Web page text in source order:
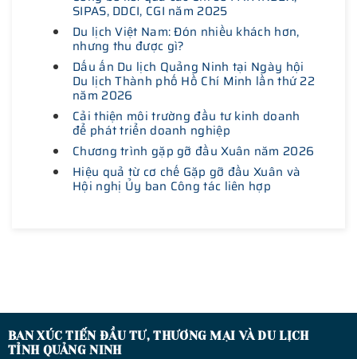
SIPAS, DDCI, CGI năm 2025
Du lịch Việt Nam: Đón nhiều khách hơn,
nhưng thu được gì?
Dấu ấn Du lịch Quảng Ninh tại Ngày hội
Du lịch Thành phố Hồ Chí Minh lần thứ 22
năm 2026
Cải thiện môi trường đầu tư kinh doanh
để phát triển doanh nghiệp
Chương trình gặp gỡ đầu Xuân năm 2026
Hiệu quả từ cơ chế Gặp gỡ đầu Xuân và
Hội nghị Ủy ban Công tác liên hợp
BAN XÚC TIẾN ĐẦU TƯ, THƯƠNG MẠI VÀ DU LỊCH
TỈNH QUẢNG NINH